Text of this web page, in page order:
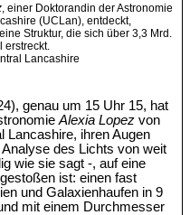
, einer Doktorandin der Astronomie
(UCLan), entdeckt,
Struktur, die sich über 3,3 Mrd.
erstreckt.
Lancashire
genau um 15 Uhr 15, hat
Alexia Lopez von
Lancashire, ihren Augen
des Lichts von weit
wie sie sagt -, auf eine
ist: einen fast
und Galaxienhaufen in 9
mit einem Durchmesser